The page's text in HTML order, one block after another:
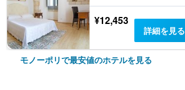
¥12,453
詳細を見る
モノーポリで最安値のホテルを見る